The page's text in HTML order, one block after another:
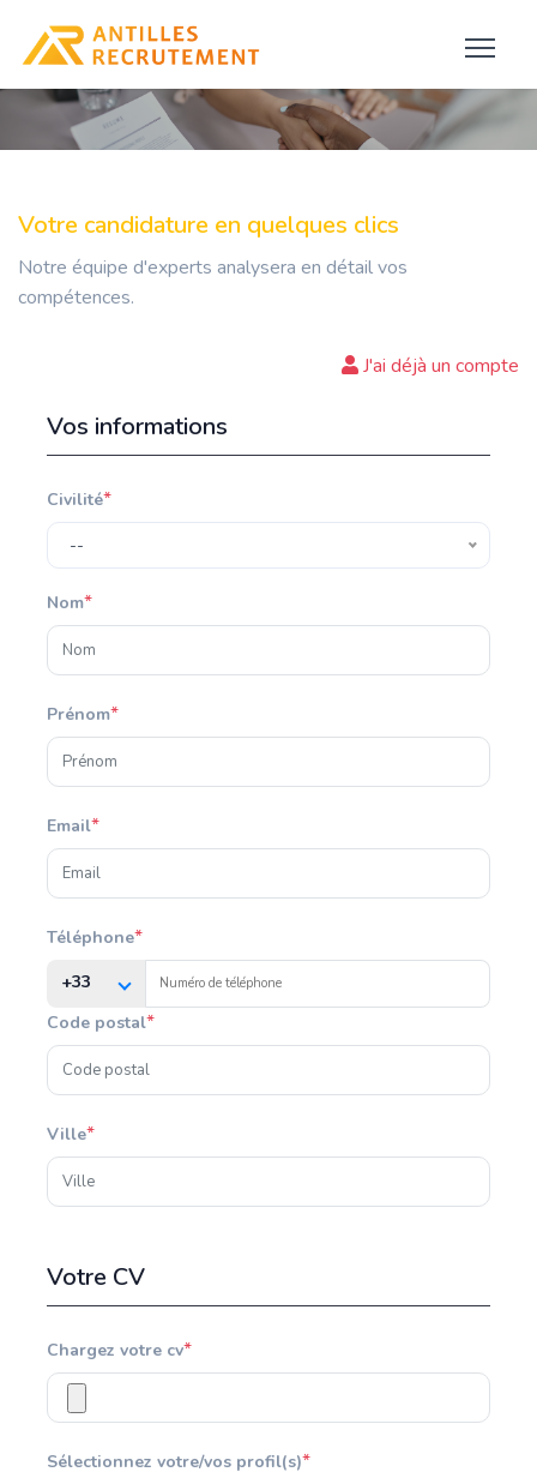
Votre candidature en quelques clics
Notre équipe d'experts analysera en détail vos
compétences.
J'ai déjà un compte
Vos informations
Civilité*
--
Nom*
Prénom*
Email*
Téléphone*
+33
Code postal*
Ville*
Votre CV
Chargez votre cv*
Sélectionnez votre/vos profil(s)*